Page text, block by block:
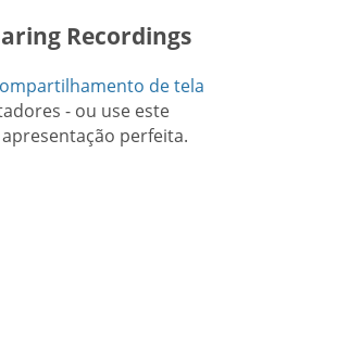
Recordings
de tela
- ou use este
perfeita.